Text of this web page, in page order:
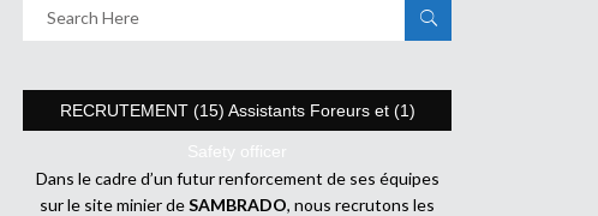
RECRUTEMENT (15) Assistants Foreurs et (1)
Safety officer
Dans le cadre d’un futur renforcement de ses équipes
sur le site minier deSAMBRADO, nous recrutons les